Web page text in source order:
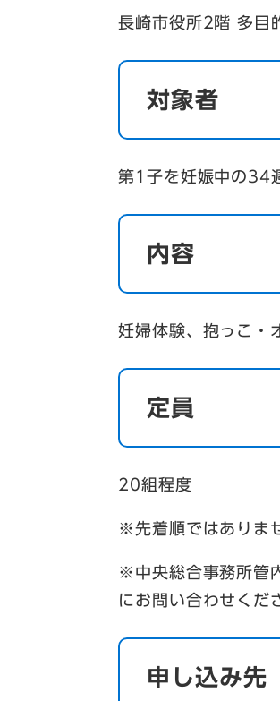
長崎市役所2階 多目
対象者
第1子を妊娠中の34
内容
妊婦体験、抱っこ・
定員
20組程度
※先着順ではありま
※中央総合事務所管
にお問い合わせくだ
申し込み先